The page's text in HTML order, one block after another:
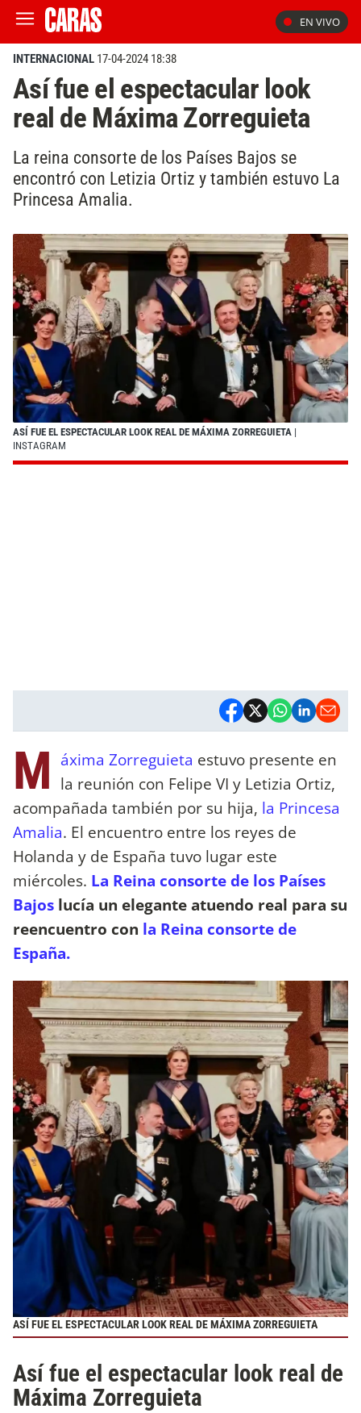
EN VIVO
INTERNACIONAL 17-04-2024 18:38
Así fue el espectacular look
real de Máxima Zorreguieta
La reina consorte de los Países Bajos se
encontró con Letizia Ortiz y también estuvo La
Princesa Amalia.
ASÍ FUE EL ESPECTACULAR LOOK REAL DE MÁXIMA ZORREGUIETA |
INSTAGRAM
M áxima Zorreguieta estuvo presente en
la reunión con Felipe VI y Letizia Ortiz,
acompañada también por su hija, la Princesa
Amalia. El encuentro entre los reyes de
Holanda y de España tuvo lugar este
miércoles. La Reina consorte de los Países
Bajos lucía un elegante atuendo real para su
reencuentro con la Reina consorte de
España.
ASÍ FUE EL ESPECTACULAR LOOK REAL DE MÁXIMA ZORREGUIETA
Así fue el espectacular look real de
Máxima Zorreguieta